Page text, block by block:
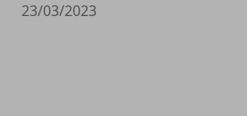
23/03/2023